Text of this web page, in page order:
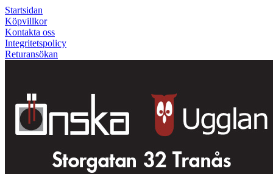
Startsidan
Köpvillkor
Kontakta oss
Integritetspolicy
Returansökan